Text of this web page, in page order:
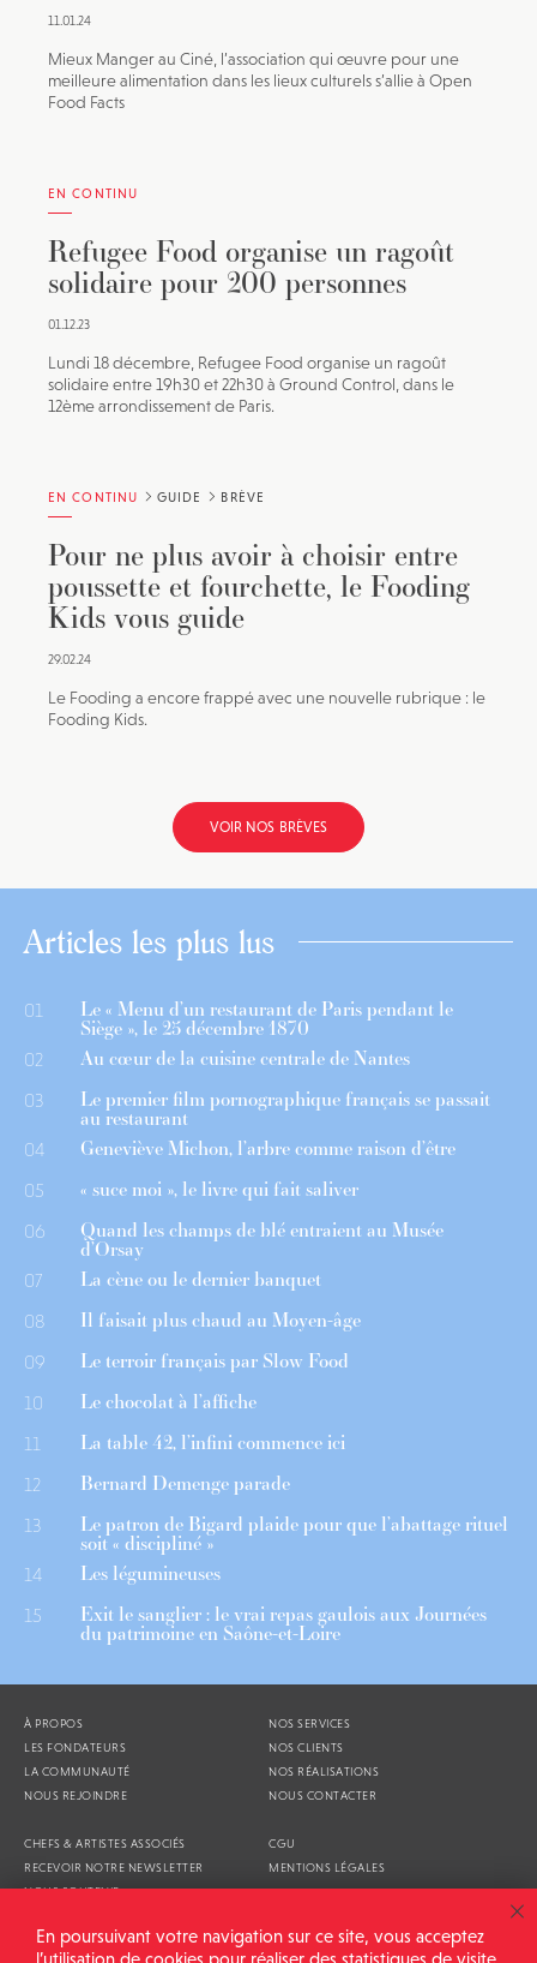
11.01.24
Mieux Manger au Ciné, l’association qui œuvre pour une
meilleure alimentation dans les lieux culturels s’allie à Open
Food Facts
EN CONTINU
Refugee Food organise un ragoût
solidaire pour 200 personnes
01.12.23
Lundi 18 décembre, Refugee Food organise un ragoût
solidaire entre 19h30 et 22h30 à Ground Control, dans le
12ème arrondissement de Paris.
EN CONTINU GUIDE BRÈVE
Pour ne plus avoir à choisir entre
poussette et fourchette, le Fooding
Kids vous guide
29.02.24
Le Fooding a encore frappé avec une nouvelle rubrique : le
Fooding Kids.
VOIR NOS BRÈVES
Articles les plus lus
01 Le « Menu d’un restaurant de Paris pendant le
Siège », le 25 décembre 1870
02 Au cœur de la cuisine centrale de Nantes
03 Le premier film pornographique français se passait
au restaurant
04 Geneviève Michon, l’arbre comme raison d’être
05 « suce moi », le livre qui fait saliver
06 Quand les champs de blé entraient au Musée
d’Orsay
07 La cène ou le dernier banquet
08 Il faisait plus chaud au Moyen-âge
09 Le terroir français par Slow Food
10 Le chocolat à l’affiche
11 La table 42, l’infini commence ici
12 Bernard Demenge parade
13 Le patron de Bigard plaide pour que l’abattage rituel
soit « discipliné »
14 Les légumineuses
15 Exit le sanglier : le vrai repas gaulois aux Journées
du patrimoine en Saône-et-Loire
À PROPOS
LES FONDATEURS
LA COMMUNAUTÉ
NOUS REJOINDRE
NOS SERVICES
NOS CLIENTS
NOS RÉALISATIONS
NOUS CONTACTER
CHEFS & ARTISTES ASSOCIÉS
RECEVOIR NOTRE NEWSLETTER
NOUS SOUTENIR
CGU
MENTIONS LÉGALES
En poursuivant votre navigation sur ce site, vous acceptez
l’utilisation de cookies pour réaliser des statistiques de visite.